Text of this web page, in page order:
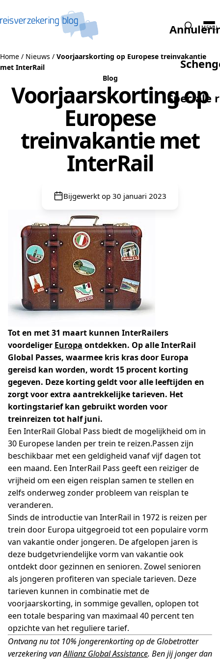
Speciale
MENU
Home / Nieuws / Voorjaarskorting op Europese treinvakantie
met InterRail
Blog
Voorjaarskorting op
Europese
treinvakantie met
InterRail
Bijgewerkt op 30 januari 2023
Tot en met 31 maart kunnen InterRailers
voordeliger Europa ontdekken. Op alle InterRail
Global Passes, waarmee kris kras door Europa
gereisd kan worden, wordt 15 procent korting
gegeven. Deze korting geldt voor alle leeftijden en
zorgt voor extra aantrekkelijke tarieven. Het
kortingstarief kan gebruikt worden voor
treinreizen tot half juni.
Een InterRail Global Pass biedt de mogelijkheid om in
30 Europese landen per trein te reizen.Passen zijn
beschikbaar met een geldigheid vanaf vijf dagen tot
een maand. Een InterRail Pass geeft een reiziger de
vrijheid om een eigen reisplan samen te stellen en
zelfs onderweg zonder probleem van reisplan te
veranderen.
Sinds de introductie van InterRail in 1972 is reizen per
trein door Europa uitgegroeid tot een populaire vorm
van vakantie onder jongeren. De afgelopen jaren is
deze budgetvriendelijke vorm van vakantie ook
ontdekt door gezinnen en senioren. Zowel senioren
als jongeren profiteren van speciale tarieven. Deze
tarieven kunnen in combinatie met de
voorjaarskorting, in sommige gevallen, oplopen tot
een totale besparing van maximaal 40 percent ten
opzichte van het reguliere tarief.
Ontvang nu tot 10% jongerenkorting op de Globetrotter
verzekering vanAllianz Global Assistance. Ben jij jonger dan